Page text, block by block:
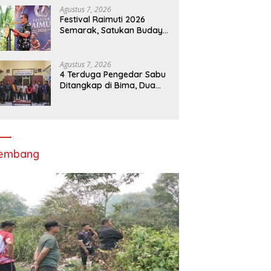
Agustus 7, 2026
Festival Raimuti 2026
Semarak, Satukan Budaya
Agustus 7, 2026
4 Terduga Pengedar Sabu
Ditangkap di Bima, Dua